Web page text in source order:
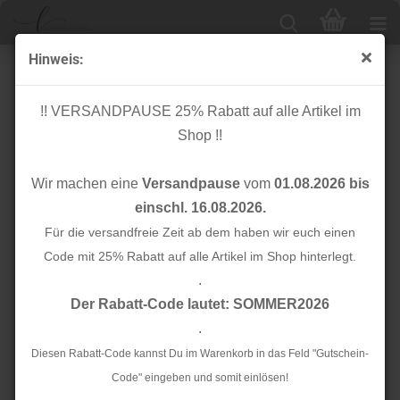
Hinweis:
!! VERSANDPAUSE 25% Rabatt auf alle Artikel im
Shop !!
Wir machen eine Versandpausevom 01.08.2026 bis
einschl. 16.08.2026.
Für die versandfreie Zeit ab dem haben wir euch einen
Code mit 25% Rabatt auf alle Artikel im Shop hinterlegt.
.
Der Rabatt-Code lautet: SOMMER2026
.
Diesen Rabatt-Code kannst Du im Warenkorb in das Feld "Gutschein-
Code" eingeben und somit einlösen!
Bio Bündchen - peach blush - C. Pauli